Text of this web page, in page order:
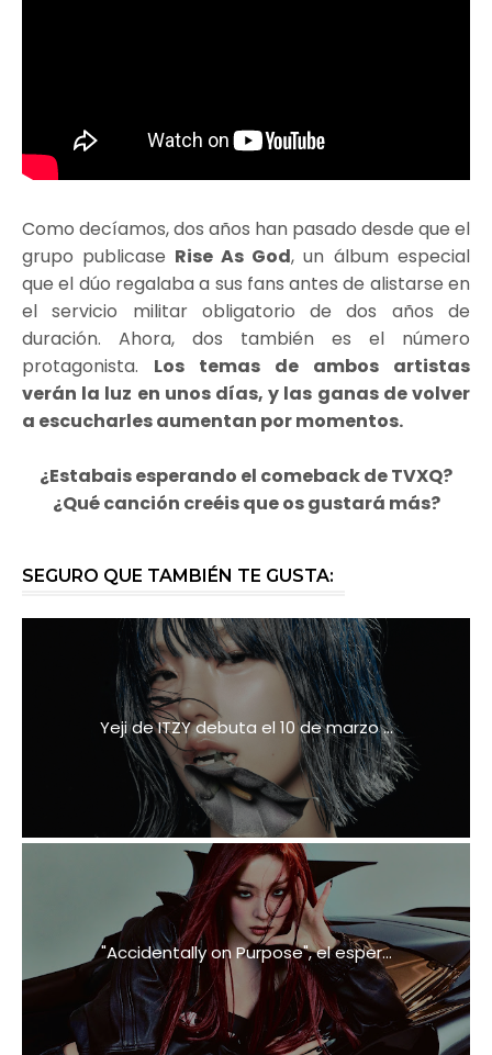
Como decíamos, dos años han pasado desde que el
grupo publicase Rise As God, un álbum especial
que el dúo regalaba a sus fans antes de alistarse en
el servicio militar obligatorio de dos años de
duración. Ahora, dos también es el número
protagonista. Los temas de ambos artistas
verán la luz en unos días, y las ganas de volver
a escucharles aumentan por momentos.
¿Estabais esperando el comeback de TVXQ?
¿Qué canción creéis que os gustará más?
SEGURO QUE TAMBIÉN TE GUSTA:
Yeji de ITZY debuta el 10 de marzo ...
"Accidentally on Purpose", el esper...